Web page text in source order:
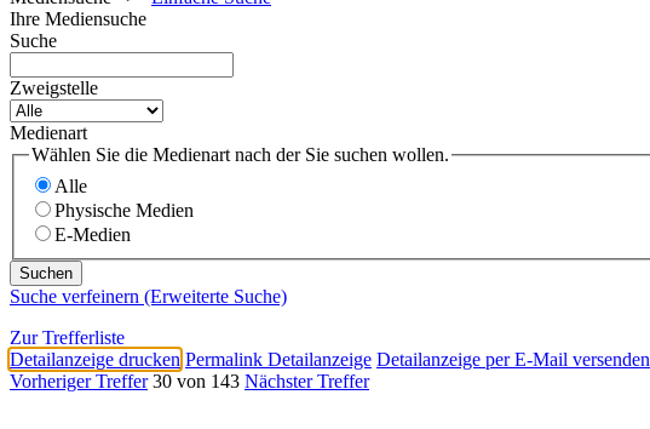
Ihre Mediensuche
Suche
Zweigstelle
Medienart
Wählen Sie die Medienart nach der Sie suchen wollen.
Alle
Physische Medien
E-Medien
Suche verfeinern (Erweiterte Suche)
Zur Trefferliste
Detailanzeige drucken Permalink Detailanzeige Detailanzeige per E-Mail versenden
Vorheriger Treffer 30 von 143 Nächster Treffer